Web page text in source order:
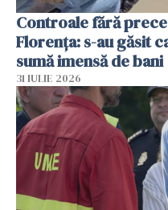
Controale fără
Florența: s-au găsit
sumă imensă de bani
31 IULIE 2026